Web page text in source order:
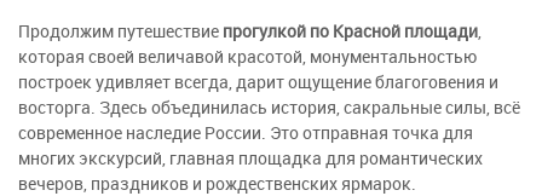
Продолжим путешествие прогулкой по Красной площади
которая своей величавой красотой, монументальностью
построек удивляет всегда, дарит ощущение благоговения и
восторга. Здесь объединилась история, сакральные силы, всё
современное наследие России. Это отправная точка для
многих экскурсий, главная площадка для романтических
вечеров, праздников и рождественских ярмарок.